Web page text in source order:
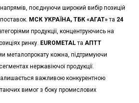
поєднуючи широкий вибір позицій
МСК УКРАЇНА, ТБК «АГАТ»та 24
продукції, концентруючись на
ринку. EUROMETALта АПТТ
металопрокату кожна, підтримуючи
нержавіючої продукції.
важливою конкурентною
вимог з боку промислових